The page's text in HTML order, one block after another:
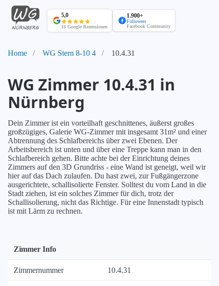
WG
Nürnberg
Startseite
5,0
16 Google Rezensionen
1.900+
Followers
Facebook Community
Home WG Stern 8-10 4 10.4.31
WG Zimmer 10.4.31 in
Nürnberg
Dein Zimmer ist ein vorteilhaft geschnittenes, äußerst großes
großzügiges, Galerie WG-Zimmer mit insgesamt 31m² und einer
Abtrennung des Schlafbereichs über zwei Ebenen. Der
Arbeitsbereich ist unten und über eine Treppe kann man in den
Schlafbereich gehen. Bitte achte bei der Einrichtung deines
Zimmers auf den 3D Grundriss - eine Wand ist geneigt, weil wir
hier auf das Dach zulaufen. Du hast zwei, zur Fußgängerzone
ausgerichtete, schallisolierte Fenster. Solltest du vom Land in die
Stadt ziehen, ist ein solches Zimmer für dich, trotz der
Schallisolierung, nicht das Richtige. Für eine Innenstadt typisch
ist mit Lärm zu rechnen.
Zimmer Info
Zimmernummer 10.4.31